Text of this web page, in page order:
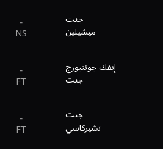
--
NS
جنت
ميشيلين
--
FT
إيفك جوتنبورج
جنت
--
FT
جنت
تشيركاسي